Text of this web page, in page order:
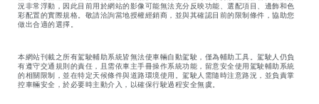
況非常浮動，因此目前用於網站的影像可能無法充分反映功能、選配項目、邊飾和色
彩配置的實際規格。敬請洽詢當地授權經銷商，並與其確認目前的限制條件，協助您
做出合適的選擇。
本網站刊載之所有駕駛輔助系統皆無法使車輛自動駕駛，僅為輔助工具。駕駛人仍負
有遵守交通規則的責任，且需依車主手冊操作系統功能，留意安全使用駕駛輔助系統
的相關限制，並在特定天候條件與道路環境使用。駕駛人需隨時注意路況，並負責掌
控車輛安全，於必要時主動介入，以確保行駛過程安全無虞。